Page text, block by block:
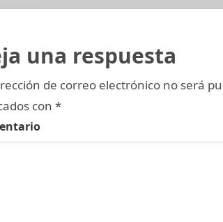
una respuesta
de correo electrónico no será
con *